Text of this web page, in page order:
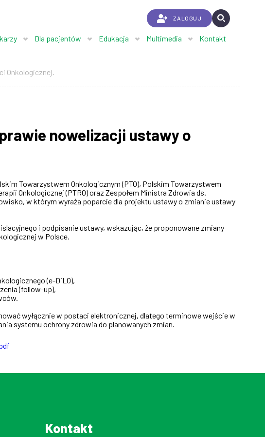
ZALOGUJ
Dla pacjentów Edukacja Multimedia Kontakt
Onkologicznej.
nowelizacji ustawy o
Towarzystwem Onkologicznym (PTO), Polskim Towarzystwem
Onkologicznej (PTRO) oraz Zespołem Ministra Zdrowia ds.
w którym wyraża poparcie dla projektu ustawy o zmianie ustawy
i podpisanie ustawy, wskazując, że proponowane zmiany
w Polsce.
(e-DiLO),
(follow-up),
wyłącznie w postaci elektronicznej, dlatego terminowe wejście w
systemu ochrony zdrowia do planowanych zmian.
Kontakt